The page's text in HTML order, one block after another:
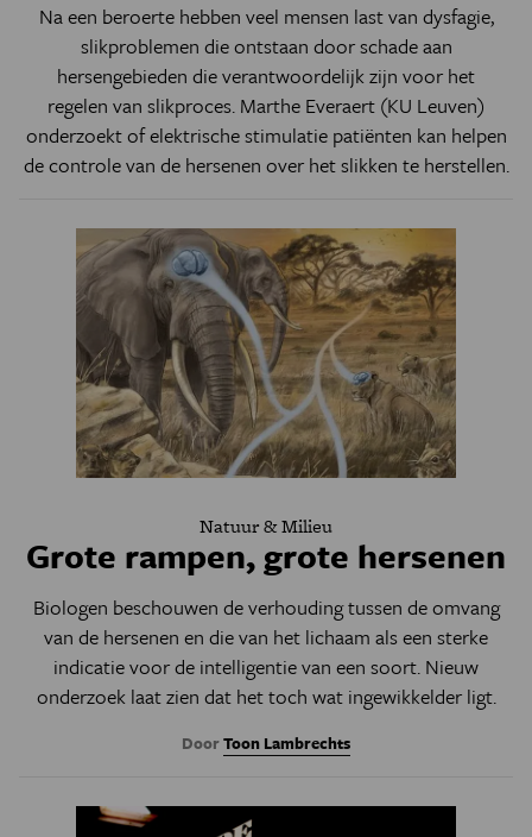
Na een beroerte hebben veel mensen last van dysfagie,
slikproblemen die ontstaan door schade aan
hersengebieden die verantwoordelijk zijn voor het
regelen van slikproces. Marthe Everaert (KU Leuven)
onderzoekt of elektrische stimulatie patiënten kan helpen
de controle van de hersenen over het slikken te herstellen.
Natuur & Milieu
Grote rampen, grote hersenen
Biologen beschouwen de verhouding tussen de omvang
van de hersenen en die van het lichaam als een sterke
indicatie voor de intelligentie van een soort. Nieuw
onderzoek laat zien dat het toch wat ingewikkelder ligt.
DoorToon Lambrechts